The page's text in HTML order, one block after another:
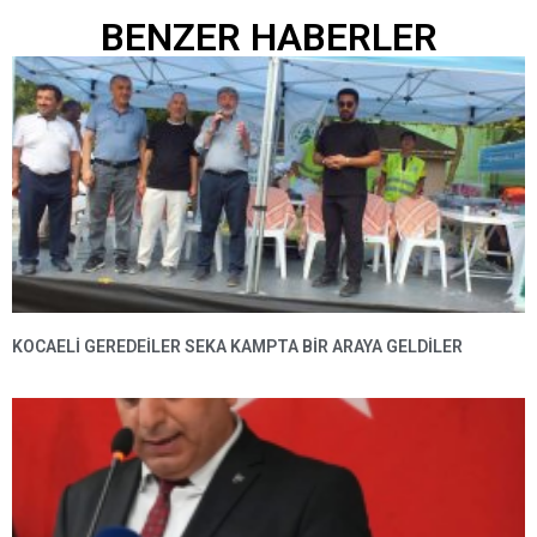
BENZER HABERLER
KOCAELİ GEREDEİLER SEKA KAMPTA BİR ARAYA GELDİLER